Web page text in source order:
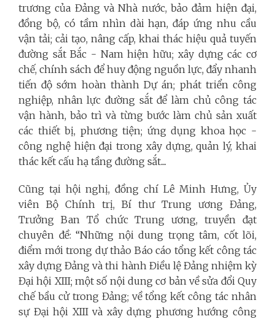
trương của Đảng và Nhà nước, bảo đảm hiện đại,
đồng bộ, có tầm nhìn dài hạn, đáp ứng nhu cầu
vận tải; cải tạo, nâng cấp, khai thác hiệu quả tuyến
đường sắt Bắc - Nam hiện hữu; xây dựng các cơ
chế, chính sách để huy động nguồn lực, đẩy nhanh
tiến độ sớm hoàn thành Dự án; phát triển công
nghiệp, nhân lực đường sắt để làm chủ công tác
vận hành, bảo trì và từng bước làm chủ sản xuất
các thiết bị, phương tiện; ứng dụng khoa học -
công nghệ hiện đại trong xây dựng, quản lý, khai
thác kết cấu hạ tầng đường sắt....
Cũng tại hội nghị, đồng chí Lê Minh Hưng, Ủy
viên Bộ Chính trị, Bí thư Trung ương Đảng,
Trưởng Ban Tổ chức Trung ương, truyền đạt
chuyên đề: “Những nội dung trọng tâm, cốt lõi,
điểm mới trong dự thảo Báo cáo tổng kết công tác
xây dựng Đảng và thi hành Điều lệ Đảng nhiệm kỳ
Đại hội XIII; một số nội dung cơ bản về sửa đổi Quy
chế bầu cử trong Đảng; về tổng kết công tác nhân
sự Đại hội XIII và xây dựng phương hướng công